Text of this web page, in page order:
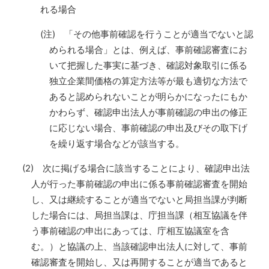
れる場合
(注) 「その他事前確認を行うことが適当でないと認
められる場合」とは、例えば、事前確認審査にお
いて把握した事実に基づき、確認対象取引に係る
独立企業間価格の算定方法等が最も適切な方法で
あると認められないことが明らかになったにもか
かわらず、確認申出法人が事前確認の申出の修正
に応じない場合、事前確認の申出及びその取下げ
を繰り返す場合などが該当する。
(2) 次に掲げる場合に該当することにより、確認申出法
人が行った事前確認の申出に係る事前確認審査を開始
し、又は継続することが適当でないと局担当課が判断
した場合には、局担当課は、庁担当課（相互協議を伴
う事前確認の申出にあっては、庁相互協議室を含
む。）と協議の上、当該確認申出法人に対して、事前
確認審査を開始し、又は再開することが適当であると